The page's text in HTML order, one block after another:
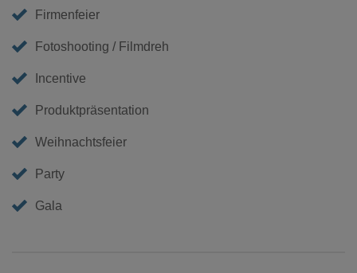
Firmenfeier
Fotoshooting / Filmdreh
Incentive
Produktpräsentation
Weihnachtsfeier
Party
Gala